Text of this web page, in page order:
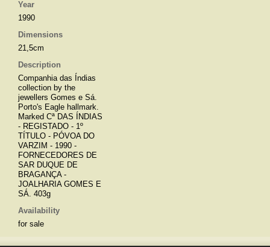
Year
1990
Dimensions
21,5cm
Description
Companhia das Índias
collection by the
jewellers Gomes e Sá.
Porto's Eagle hallmark.
Marked Cª DAS ÍNDIAS
- REGISTADO - 1º
TÍTULO - PÓVOA DO
VARZIM - 1990 -
FORNECEDORES DE
SAR DUQUE DE
BRAGANÇA -
JOALHARIA GOMES E
SÁ. 403g
Availability
for sale